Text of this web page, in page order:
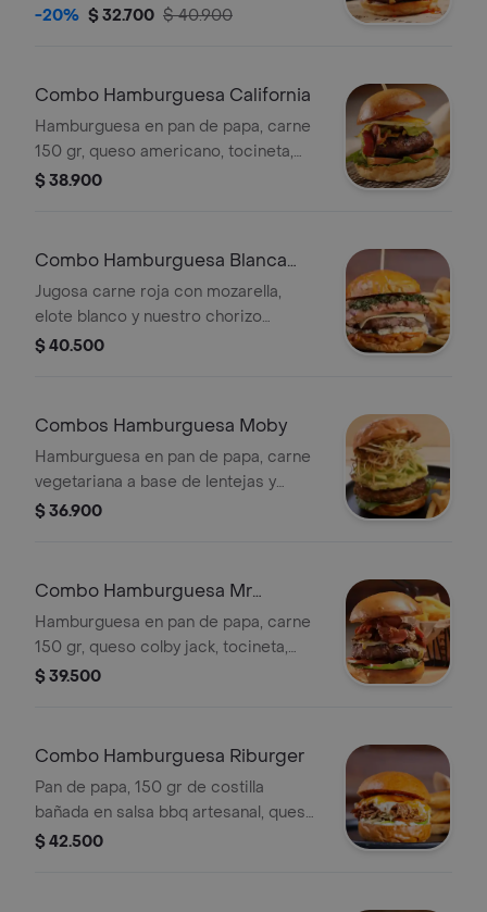
trocitos de chicharrón, papa
-20% $ 32.700 $ 40.900
Combo Hamburguesa California
Hamburguesa en pan de papa, carne
150 gr, queso americano, tocineta,
huevo, guacamole, cebolla, tomate,
$ 38.900
Combo Hamburguesa Blanca
Celeste
Jugosa carne roja con mozarella,
elote blanco y nuestro chorizo
argentino bañado en chimicchurry de
$ 40.500
Combos Hamburguesa Moby
Hamburguesa en pan de papa, carne
vegetariana a base de lentejas y
nueces.Piña asada, lechuga, tomate,
$ 36.900
Combo Hamburguesa Mr
Hendrix
Hamburguesa en pan de papa, carne
150 gr, queso colby jack, tocineta,
champiñones, papas a elección
$ 39.500
Combo Hamburguesa Riburger
Pan de papa, 150 gr de costilla
bañada en salsa bbq artesanal, queso
mozarella, salsa de la casa, lechuga y
$ 42.500